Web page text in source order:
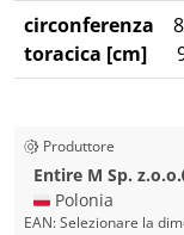
circonferenza
toracica [cm]
Produttore
Entire M Sp. z.o.o.
🇵🇱 Polonia
EAN:Selezionare la